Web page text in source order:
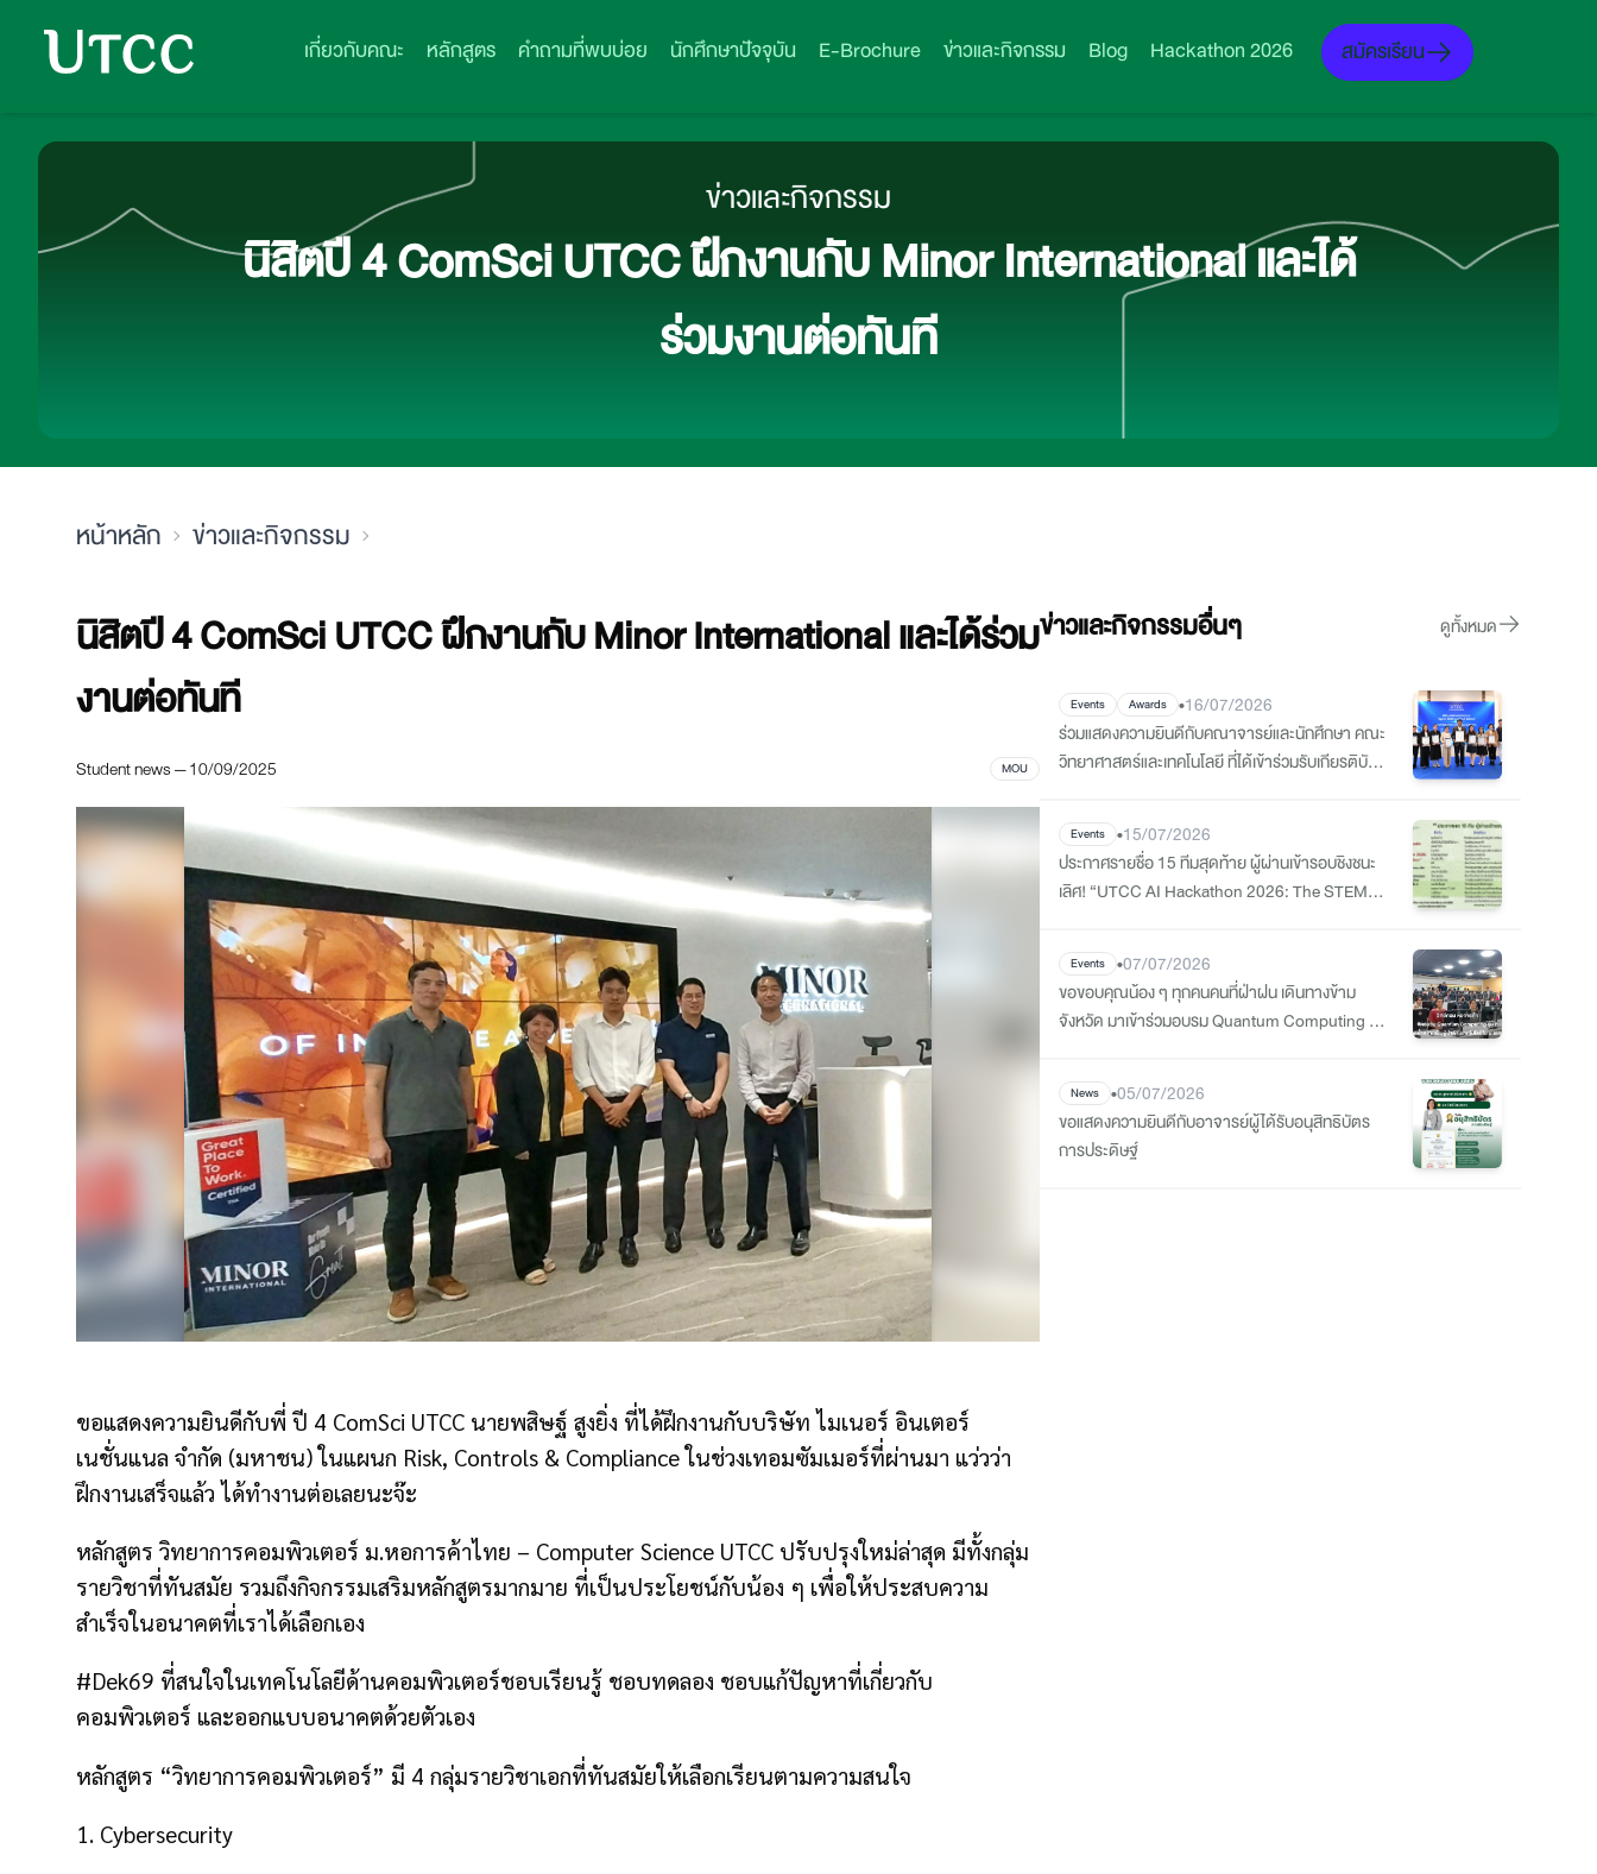
เกี่ยวกับคณะ หลักสูตร คำถามที่พบบ่อย นักศึกษาปัจจุบัน E-Brochure ข่าวและกิจกรรม Blog Hackathon 2026 สมัครเรียน
ข่าวและกิจกรรม
นิสิตปี 4 ComSci UTCC ฝึกงานกับ Minor International และได้
ร่วมงานต่อทันที
หน้าหลัก ข่าวและกิจกรรม
นิสิตปี 4 ComSci UTCC ฝึกงานกับ Minor International และได้ร่วม
งานต่อทันที
Student news — 10/09/2025 MOU
ขอแสดงความยินดีกับพี่ ปี 4 ComSci UTCC นายพสิษฐ์ สูงยิ่ง ที่ได้ฝึกงานกับบริษัท ไมเนอร์ อินเตอร์
เนชั่นแนล จำกัด (มหาชน) ในแผนก Risk, Controls & Compliance ในช่วงเทอมซัมเมอร์ที่ผ่านมา แว่วว่า
ฝึกงานเสร็จแล้ว ได้ทำงานต่อเลยนะจ๊ะ
หลักสูตร วิทยาการคอมพิวเตอร์ ม.หอการค้าไทย – Computer Science UTCC ปรับปรุงใหม่ล่าสุด มีทั้งกลุ่ม
รายวิชาที่ทันสมัย รวมถึงกิจกรรมเสริมหลักสูตรมากมาย ที่เป็นประโยชน์กับน้อง ๆ เพื่อให้ประสบความ
สำเร็จในอนาคตที่เราได้เลือกเอง
#Dek69 ที่สนใจในเทคโนโลยีด้านคอมพิวเตอร์ชอบเรียนรู้ ชอบทดลอง ชอบแก้ปัญหาที่เกี่ยวกับ
คอมพิวเตอร์ และออกแบบอนาคตด้วยตัวเอง
หลักสูตร “วิทยาการคอมพิวเตอร์” มี 4 กลุ่มรายวิชาเอกที่ทันสมัยให้เลือกเรียนตามความสนใจ
1. Cybersecurity
ข่าวและกิจกรรมอื่นๆ ดูทั้งหมด
Events Awards •16/07/2026
ร่วมแสดงความยินดีกับคณาจารย์และนักศึกษา คณะ
วิทยาศาสตร์และเทคโนโลยี ที่ได้เข้าร่วมรับเกียรติบัตร
Events •15/07/2026
ประกาศรายชื่อ 15 ทีมสุดท้าย ผู้ผ่านเข้ารอบชิงชนะ
เลิศ! “UTCC AI Hackathon 2026: The STEM
Events •07/07/2026
ขอขอบคุณน้อง ๆ ทุกคนคนที่ฝ่าฝน เดินทางข้าม
จังหวัด มาเข้าร่วมอบรม Quantum Computing ที่
News •05/07/2026
ขอแสดงความยินดีกับอาจารย์ผู้ได้รับอนุสิทธิบัตร
การประดิษฐ์